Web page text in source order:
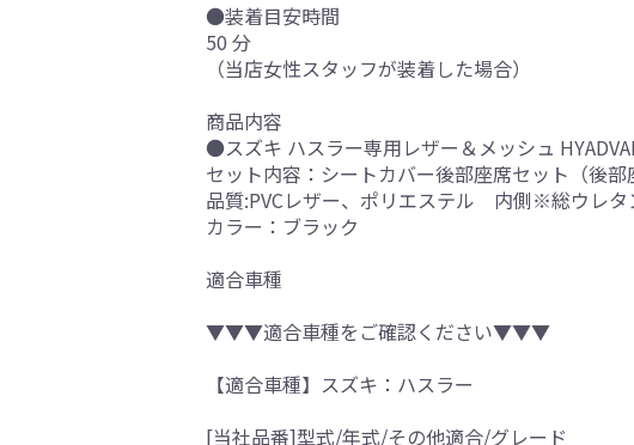
●装着目安時間
50 分
（当店女性スタッフが装着した場合）
商品内容
●スズキ ハスラー専用レザー＆メッシュ
セット内容：シートカバー後部座席セット（後
品質:PVCレザー、ポリエステル 内側※総ウレタ
カラー：ブラック
適合車種
▼▼▼適合車種をご確認ください▼▼▼
【適合車種】スズキ：ハスラー
[当社品番]型式/年式/その他適合/グレード